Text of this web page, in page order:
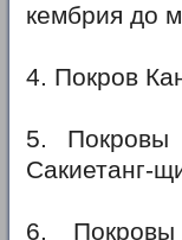
кембрия до
4. Покров
5. Покровы
Сакиетанг-
6.